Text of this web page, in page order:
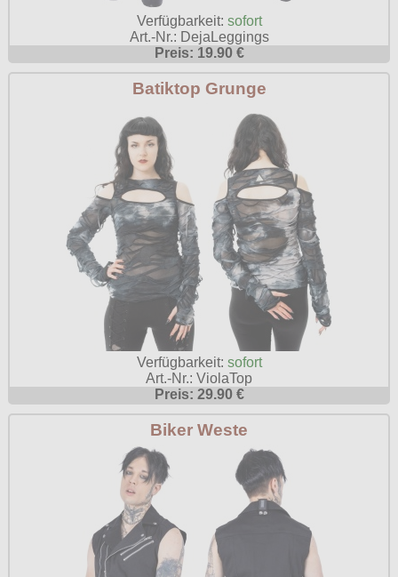
Verfügbarkeit: sofort
Art.-Nr.: DejaLeggings
Preis: 19.90 €
Batiktop Grunge
Verfügbarkeit: sofort
Art.-Nr.: ViolaTop
Preis: 29.90 €
Biker Weste